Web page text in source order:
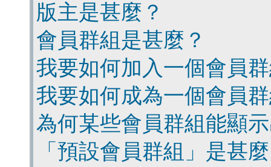
版主是甚麼？
會員群組是甚麼？
我要如何加入一個會員
我要如何成為一個會員
為何某些會員群組能顯
「預設會員群組」是甚